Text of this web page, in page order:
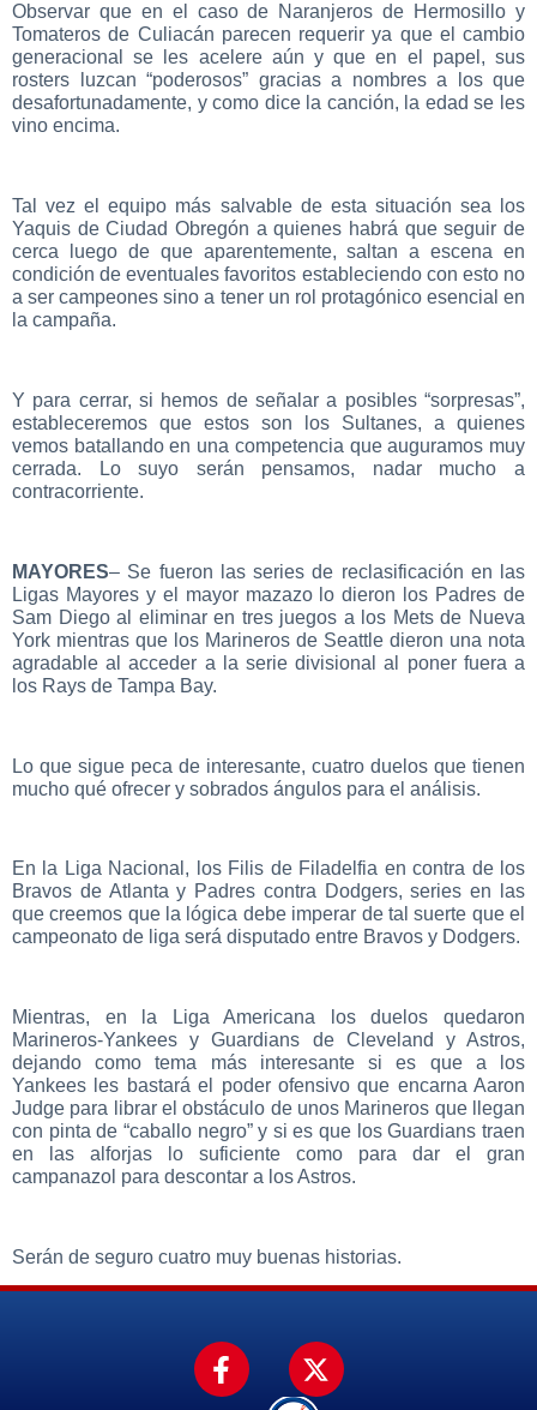
Observar que en el caso de Naranjeros de Hermosillo y
Tomateros de Culiacán parecen requerir ya que el cambio
generacional se les acelere aún y que en el papel, sus
rosters luzcan “poderosos” gracias a nombres a los que
desafortunadamente, y como dice la canción, la edad se les
vino encima.
Tal vez el equipo más salvable de esta situación sea los
Yaquis de Ciudad Obregón a quienes habrá que seguir de
cerca luego de que aparentemente, saltan a escena en
condición de eventuales favoritos estableciendo con esto no
a ser campeones sino a tener un rol protagónico esencial en
la campaña.
Y para cerrar, si hemos de señalar a posibles “sorpresas”,
estableceremos que estos son los Sultanes, a quienes
vemos batallando en una competencia que auguramos muy
cerrada. Lo suyo serán pensamos, nadar mucho a
contracorriente.
MAYORES– Se fueron las series de reclasificación en las
Ligas Mayores y el mayor mazazo lo dieron los Padres de
Sam Diego al eliminar en tres juegos a los Mets de Nueva
York mientras que los Marineros de Seattle dieron una nota
agradable al acceder a la serie divisional al poner fuera a
los Rays de Tampa Bay.
Lo que sigue peca de interesante, cuatro duelos que tienen
mucho qué ofrecer y sobrados ángulos para el análisis.
En la Liga Nacional, los Filis de Filadelfia en contra de los
Bravos de Atlanta y Padres contra Dodgers, series en las
que creemos que la lógica debe imperar de tal suerte que el
campeonato de liga será disputado entre Bravos y Dodgers.
Mientras, en la Liga Americana los duelos quedaron
Marineros-Yankees y Guardians de Cleveland y Astros,
dejando como tema más interesante si es que a los
Yankees les bastará el poder ofensivo que encarna Aaron
Judge para librar el obstáculo de unos Marineros que llegan
con pinta de “caballo negro” y si es que los Guardians traen
en las alforjas lo suficiente como para dar el gran
campanazol para descontar a los Astros.
Serán de seguro cuatro muy buenas historias.